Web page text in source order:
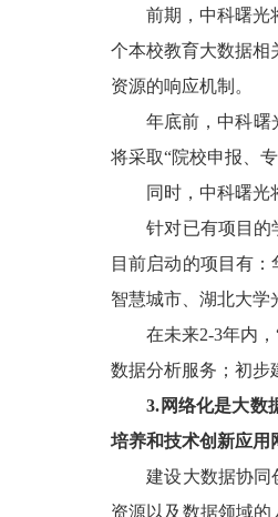
前期，中科曙光将
个本校教育大数据相
资源的响应机制。
年底前，中科曙光
将采取“院校申报、
同时，中科曙光将
针对已有项目的学
目前启动的项目有
智慧城市、湖北大学
在未来2-3年内，“
数据分析服务；初步
3.网络化是大数
培养和技术创新应用
建设大数据协同创
资源以及数据领域